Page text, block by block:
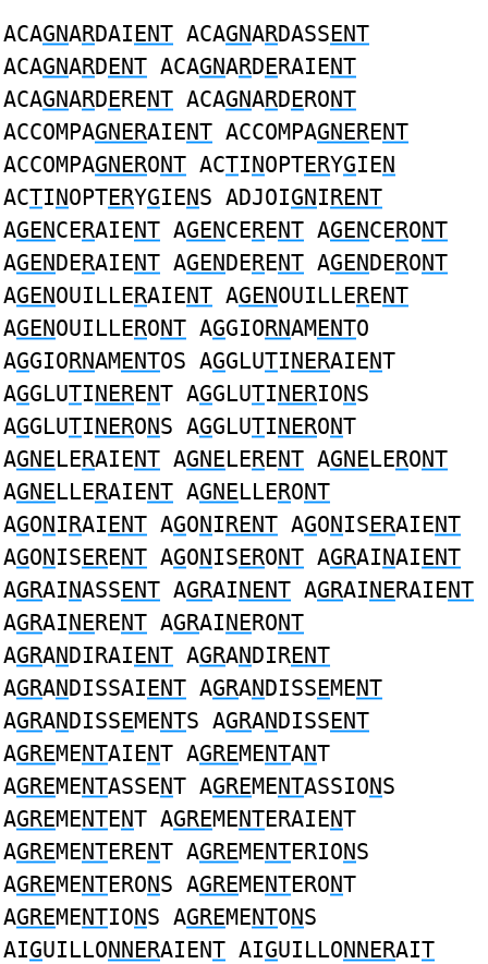
ACAGNARDAIENT ACAGNARDASSENT
ACAGNARDENT ACAGNARDERAIENT
ACAGNARDERENT ACAGNARDERONT
ACCOMPAGNERAIENT ACCOMPAGNERENT
ACCOMPAGNERONT ACTINOPTERYGIEN
ACTINOPTERYGIENS ADJOIGNIRENT
AGENCERAIENT AGENCERENT AGENCERONT
AGENDERAIENT AGENDERENT AGENDERONT
AGENOUILLERAIENT AGENOUILLERENT
AGENOUILLERONT AGGIORNAMENTO
AGGIORNAMENTOS AGGLUTINERAIENT
AGGLUTINERENT AGGLUTINERIONS
AGGLUTINERONS AGGLUTINERONT
AGNELERAIENT AGNELERENT AGNELERONT
AGNELLERAIENT AGNELLERONT
AGONIRAIENT AGONIRENT AGONISERAIENT
AGONISERENT AGONISERONT AGRAINAIENT
AGRAINASSENT AGRAINENT AGRAINERAIENT
AGRAINERENT AGRAINERONT
AGRANDIRAIENT AGRANDIRENT
AGRANDISSAIENT AGRANDISSEMENT
AGRANDISSEMENTS AGRANDISSENT
AGREMENTAIENT AGREMENTANT
AGREMENTASSENT AGREMENTASSIONS
AGREMENTENT AGREMENTERAIENT
AGREMENTERENT AGREMENTERIONS
AGREMENTERONS AGREMENTERONT
AGREMENTIONS AGREMENTONS
AIGUILLONNERAIENT AIGUILLONNERAIT